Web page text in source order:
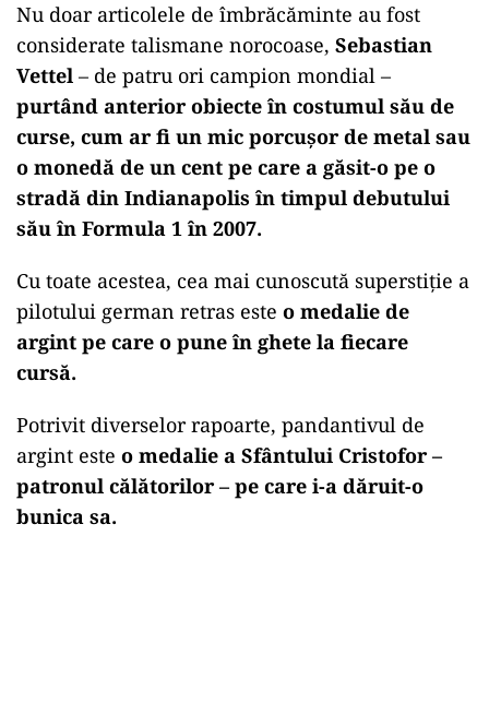
Nu doar articolele de îmbrăcăminte au fost
considerate talismane norocoase, Sebastian
Vettel – de patru ori campion mondial –
purtând anterior obiecte în costumul său de
curse, cum ar fi un mic porcuşor de metal sau
o monedă de un cent pe care a găsit-o pe o
stradă din Indianapolis în timpul debutului
său în Formula 1 în 2007.
Cu toate acestea, cea mai cunoscută superstiție a
pilotului german retras este o medalie de
argint pe care o pune în ghete la fiecare
cursă.
Potrivit diverselor rapoarte, pandantivul de
argint este o medalie a Sfântului Cristofor –
patronul călătorilor – pe care i-a dăruit-o
bunica sa.